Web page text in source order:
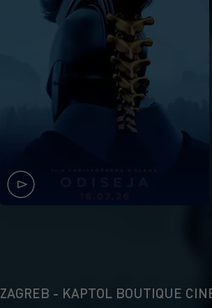
ZAGREB - KAPTOL BOUTIQUE